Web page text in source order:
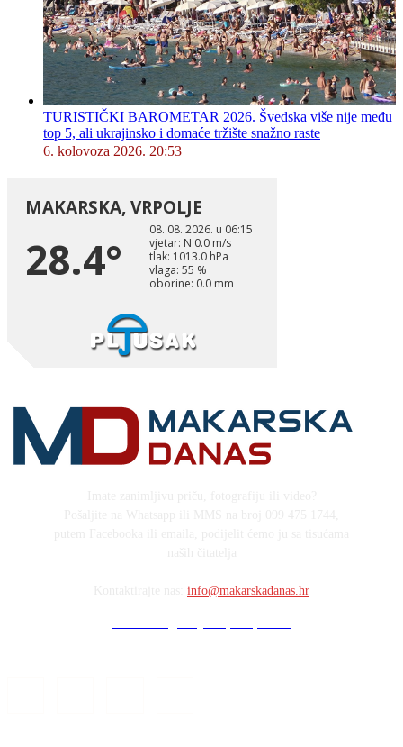
TURISTIČKI BAROMETAR 2026. Švedska više nije među
top 5, ali ukrajinsko i domaće tržište snažno raste
6. kolovoza 2026. 20:53
info@makarskadanas.hr